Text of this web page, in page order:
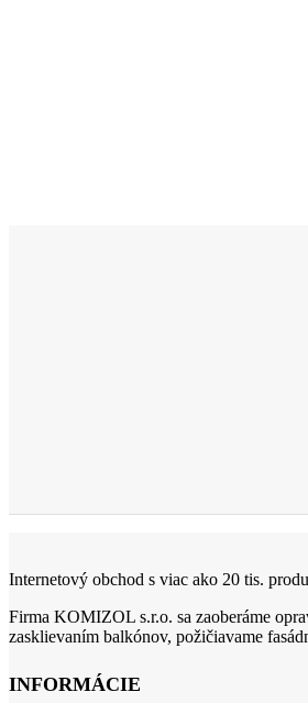
Internetový obchod s viac ako 20 tis.
Firma KOMIZOL s.r.o. sa zaoberáme
zasklievaním balkónov, požičiavame
INFORMÁCIE